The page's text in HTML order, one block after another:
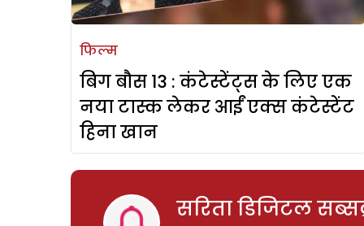
फिल्म
बिग बौस 13 : कंटेस्टेंट्स के लिए एक
नया टास्क लेकर आईं एक्स कंटेस्टेंट
हिना खान
सरिता डिजिटल